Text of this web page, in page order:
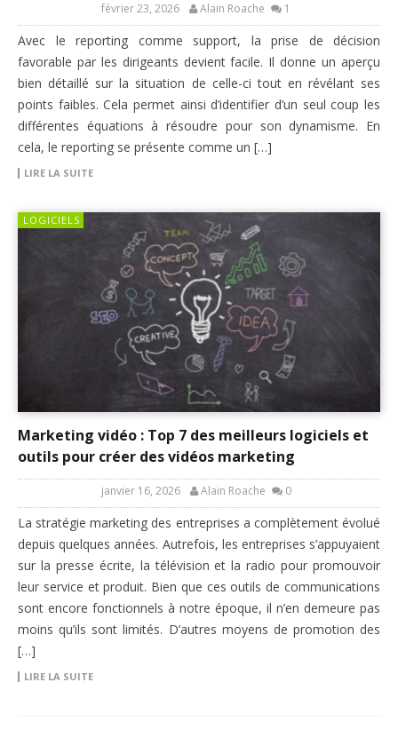
février 23, 2026 Alain Roache 1
Avec le reporting comme support, la prise de décision
favorable par les dirigeants devient facile. Il donne un aperçu
bien détaillé sur la situation de celle-ci tout en révélant ses
points faibles. Cela permet ainsi d’identifier d’un seul coup les
différentes équations à résoudre pour son dynamisme. En
cela, le reporting se présente comme un […]
LIRE LA SUITE
LOGICIELS
Marketing vidéo : Top 7 des meilleurs logiciels et
outils pour créer des vidéos marketing
janvier 16, 2026 Alain Roache 0
La stratégie marketing des entreprises a complètement évolué
depuis quelques années. Autrefois, les entreprises s’appuyaient
sur la presse écrite, la télévision et la radio pour promouvoir
leur service et produit. Bien que ces outils de communications
sont encore fonctionnels à notre époque, il n’en demeure pas
moins qu’ils sont limités. D’autres moyens de promotion des
[…]
LIRE LA SUITE